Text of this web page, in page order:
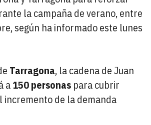
la campaña de verano, entre
según ha informado este lunes
Tarragona, la cadena de Juan
a150 personas para cubrir
incremento de la demanda